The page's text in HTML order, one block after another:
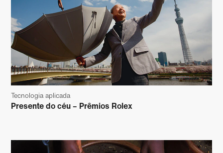
Tecnologia aplicada
Presente do céu – Prêmios Rolex